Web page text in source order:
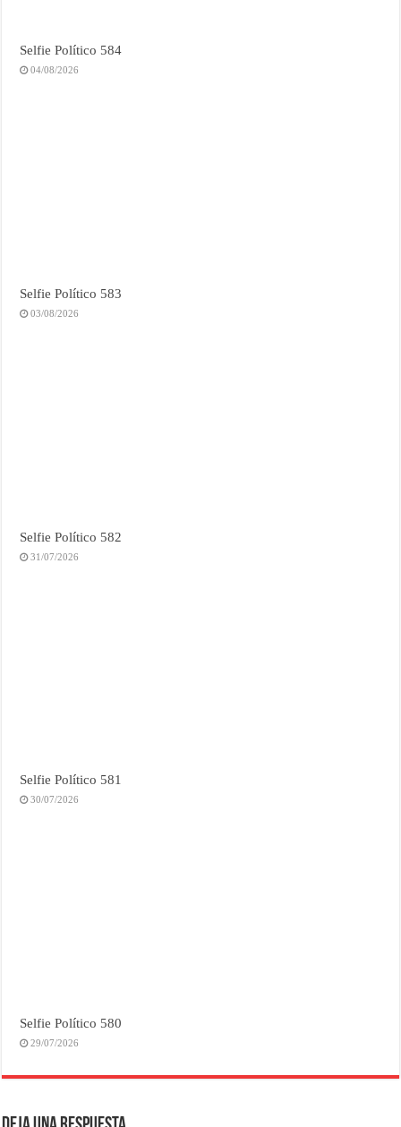
Selfie Político 584
04/08/2026
Selfie Político 583
03/08/2026
Selfie Político 582
31/07/2026
Selfie Político 581
30/07/2026
Selfie Político 580
29/07/2026